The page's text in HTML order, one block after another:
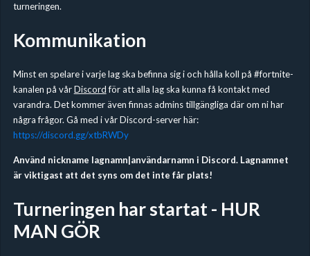
turneringen.
Kommunikation
Minst en spelare i varje lag ska befinna sig i och hålla koll på #fortnite-
kanalen på vårDiscordför att alla lag ska kunna få kontakt med
varandra. Det kommer även finnas admins tillgängliga där om ni har
några frågor. Gå med i vår Discord-server här:
https://discord.gg/xtbRWDy
Använd nickname lagnamn|användarnamn i Discord. Lagnamnet
är viktigast att det syns om det inte får plats!
Turneringen har startat - HUR
MAN GÖR